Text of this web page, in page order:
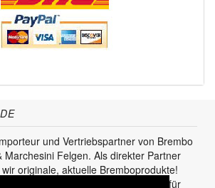
und Vertriebspartner von Brembo
Marchesini Felgen. Als direkter Partner
originale, aktuelle Bremboprodukte!
sowohl für den Endkunden als auch für